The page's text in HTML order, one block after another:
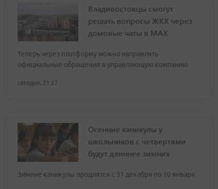
Владивостокцы смогут
решать вопросы ЖКХ через
домовые чаты в МАХ
Теперь через платформу можно направлять
официальные обращения в управляющую компанию
сегодня, 21:27
Осенние каникулы у
школьников с четвертями
будут длиннее зимних
Зимние каникулы продлятся с 31 декабря по 10 января